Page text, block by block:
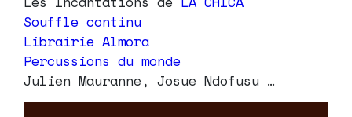
Souffle continu
Librairie Almora
Percussions du monde
Julien Mauranne, Josue Ndofusu …